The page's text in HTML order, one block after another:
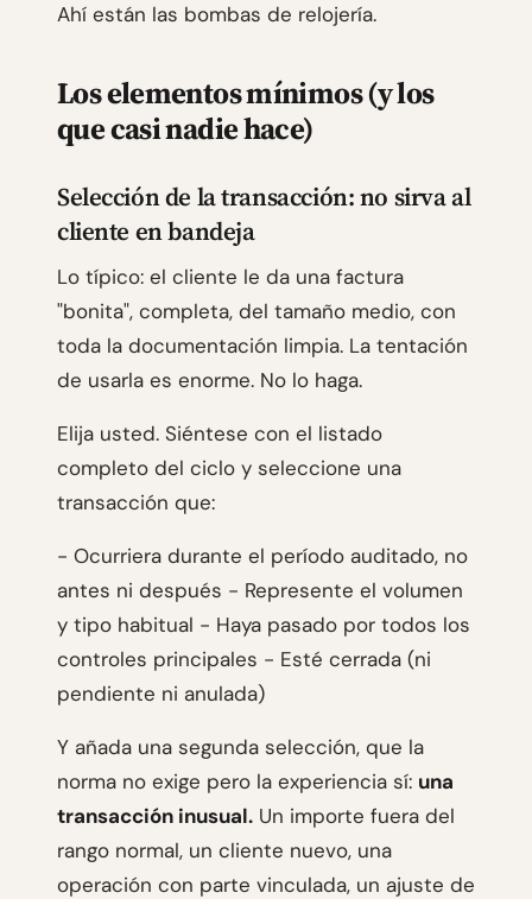
Ahí están las bombas de relojería.
Los elementos mínimos (y los
que casi nadie hace)
Selección de la transacción: no sirva al
cliente en bandeja
Lo típico: el cliente le da una factura
"bonita", completa, del tamaño medio, con
toda la documentación limpia. La tentación
de usarla es enorme. No lo haga.
Elija usted. Siéntese con el listado
completo del ciclo y seleccione una
transacción que:
- Ocurriera durante el período auditado, no
antes ni después - Represente el volumen
y tipo habitual - Haya pasado por todos los
controles principales - Esté cerrada (ni
pendiente ni anulada)
Y añada una segunda selección, que la
norma no exige pero la experiencia sí: una
transacción inusual. Un importe fuera del
rango normal, un cliente nuevo, una
operación con parte vinculada, un ajuste de